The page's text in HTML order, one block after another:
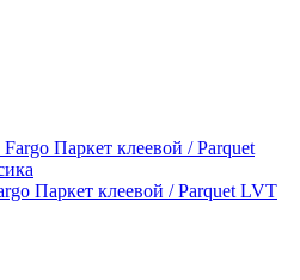
Паркет клеевой / Parquet LVT